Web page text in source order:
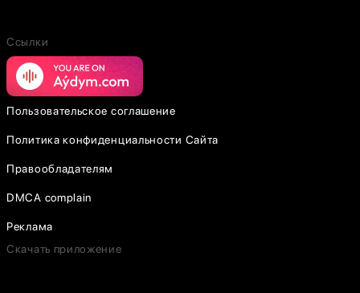
Ссылки
Пользовательское соглашение
Политика конфиденциальности Сайта
Правообладателям
DMCA complain
Реклама
Скачать приложение